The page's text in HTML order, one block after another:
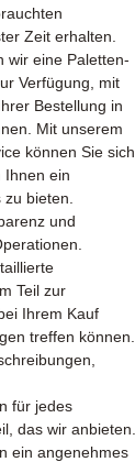
Zeit erhalten.
wir eine Paletten-
Verfügung, mit
Bestellung in
Mit unserem
können Sie sich
Ihnen ein
bieten.
und
Teil zur
Ihrem Kauf
treffen können.
für jedes
das wir anbieten.
ein angenehmes